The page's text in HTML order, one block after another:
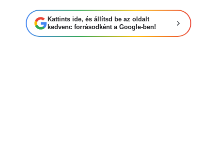
Kattints ide, és állítsd be az oldalt
kedvenc forrásodként a Google-ben!